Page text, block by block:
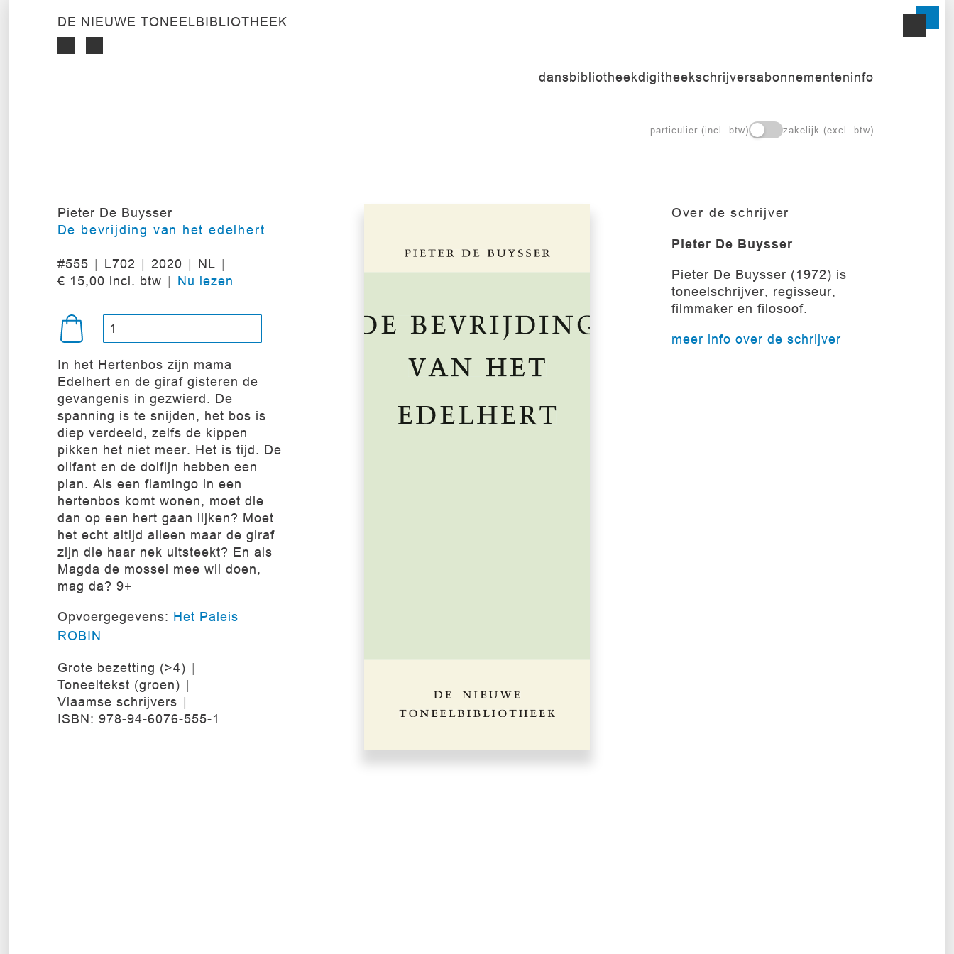
DE NIEUWE TONEELBIBLIOTHEEK
dansbibliotheekdigitheekschrijversabonnementeninfo
particulier (incl. btw) zakelijk (excl. btw)
Pieter De Buysser
De bevrijding van het edelhert
#555 L702 2020
NL
€ 15,00 incl. btw
Nu lezen
In het Hertenbos zijn mama
Edelhert en de giraf gisteren de
gevangenis in gezwierd. De
spanning is te snijden, het bos is
diep verdeeld, zelfs de kippen
pikken het niet meer. Het is tijd. De
olifant en de dolfijn hebben een
plan. Als een flamingo in een
hertenbos komt wonen, moet die
dan op een hert gaan lijken? Moet
het echt altijd alleen maar de giraf
zijn die haar nek uitsteekt? En als
Magda de mossel mee wil doen,
mag da? 9+
Opvoergegevens: Het Paleis
ROBIN
Grote bezetting (>4)
Toneeltekst (groen)
Vlaamse schrijvers
ISBN: 978-94-6076-555-1
Over de schrijver
Pieter De Buysser
Pieter De Buysser (1972) is
toneelschrijver, regisseur,
filmmaker en filosoof.
meer info over de schrijver